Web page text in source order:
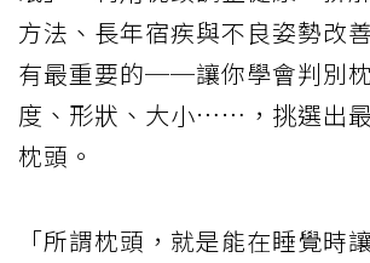
方法、長年宿疾與不良姿勢改
有最重要的──讓你學會判別
度、形狀、大小……，挑選出
枕頭。
「所謂枕頭，就是能在睡覺時